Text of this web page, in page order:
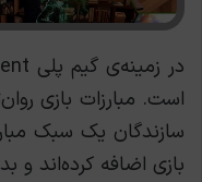
است. مبارزات بازی
بازی اضافه کرده‌اند